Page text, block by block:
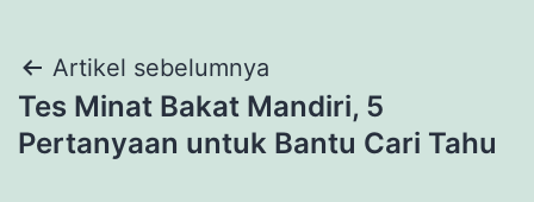
Navigasi
pos
Artikel sebelumnya
Tes Minat Bakat Mandiri, 5
Pertanyaan untuk Bantu Cari Tahu